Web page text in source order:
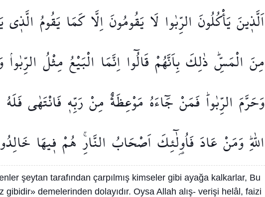
اَلَّذ۪ينَيَأْكُلُونَ الرِّبٰوا لَا يَقُومُونَاِلَّا كَمَا يَقُومُ الَّذ۪ي
مِنَ الْمَسِّۜ ذٰلِكَبِاَنَّهُمْ قَالُٓوا اِنَّمَا الْبَيْعُ مِثْلُ الرِّبٰواۢ
وَحَرَّمَ الرِّبٰواۜ فَمَنْ جَٓاءَهُ مَوْعِظَةٌ مِنْ رَبِّه۪ فَانْتَهٰىفَلَهُ
اللّٰهِۜوَمَنْ عَادَ فَاُو۬لٰٓئِكَاَصْحَابُ النَّارِۚ هُمْ ف۪يهَا
şeytan tarafından çarpılmış kimseler gibi ayağa kalkarlar, Bu
gibidir» demelerinden dolayıdır. Oysa Allah alış- verişi helâl, faizi